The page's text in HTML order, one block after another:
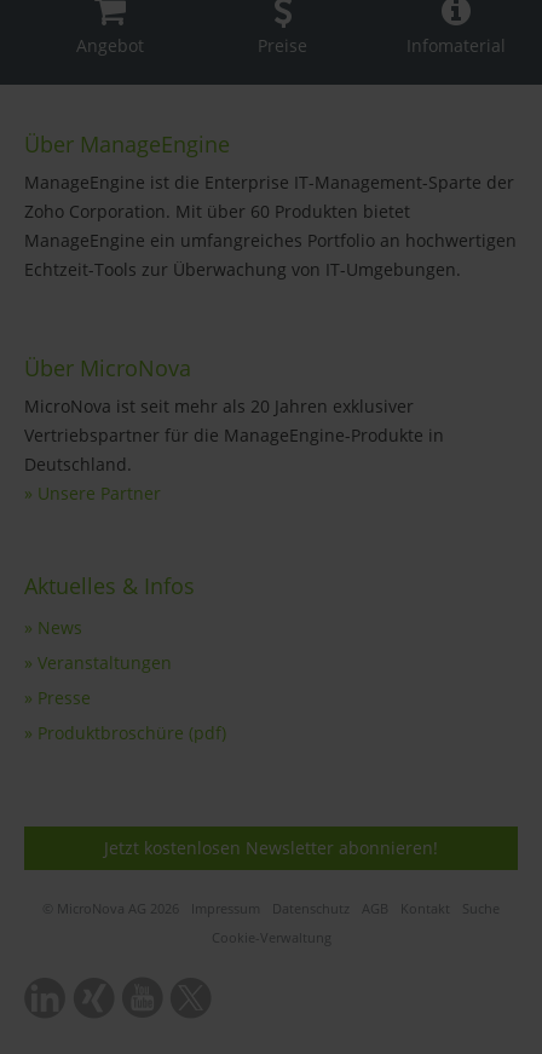
Angebot Preise Infomaterial
Über ManageEngine
ManageEngine ist die Enterprise IT-Management-Sparte der
Zoho Corporation. Mit über 60 Produkten bietet
ManageEngine ein umfangreiches Portfolio an hochwertigen
Echtzeit-Tools zur Überwachung von IT-Umgebungen.
Über MicroNova
MicroNova ist seit mehr als 20 Jahren exklusiver
Vertriebspartner für die ManageEngine-Produkte in
Deutschland.
» Unsere Partner
Aktuelles & Infos
» News
» Veranstaltungen
» Presse
» Produktbroschüre (pdf)
Jetzt kostenlosen Newsletter abonnieren!
© MicroNova AG 2026 Impressum Datenschutz AGB Kontakt
Suche
Cookie-Verwaltung